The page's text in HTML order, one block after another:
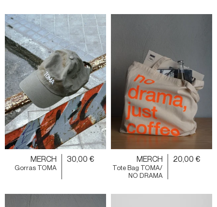
MERCH
Gorras TOMA
30,00 € MERCH
Tote Bag TOMA/
NO DRAMA
20,00 €